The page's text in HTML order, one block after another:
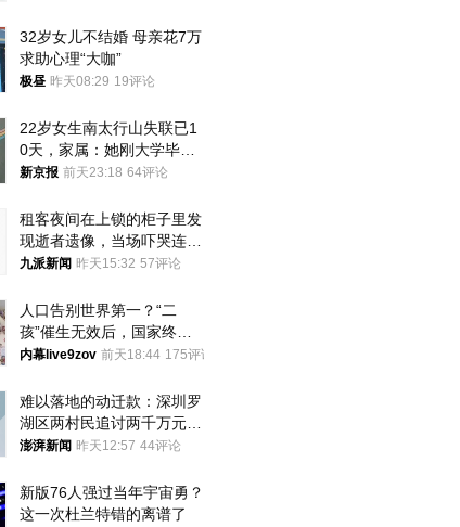
32岁女儿不结婚 母亲花7万
求助心理“大咖”
极昼 昨天08:29 19评论
22岁女生南太行山失联已1
0天，家属：她刚大学毕业
想到山里旅行
新京报 前天23:18 64评论
租客夜间在上锁的柜子里发
现逝者遗像，当场吓哭连夜
搬离，房东退还押金
九派新闻 昨天15:32 57评论
人口告别世界第一？“二
孩”催生无效后，国家终于
向住房出手了！
内幕live9zov 前天18:44 175评论
难以落地的动迁款：深圳罗
湖区两村民追讨两千万元动
迁款八年未果
澎湃新闻 昨天12:57 44评论
新版76人强过当年宇宙勇？
这一次杜兰特错的离谱了